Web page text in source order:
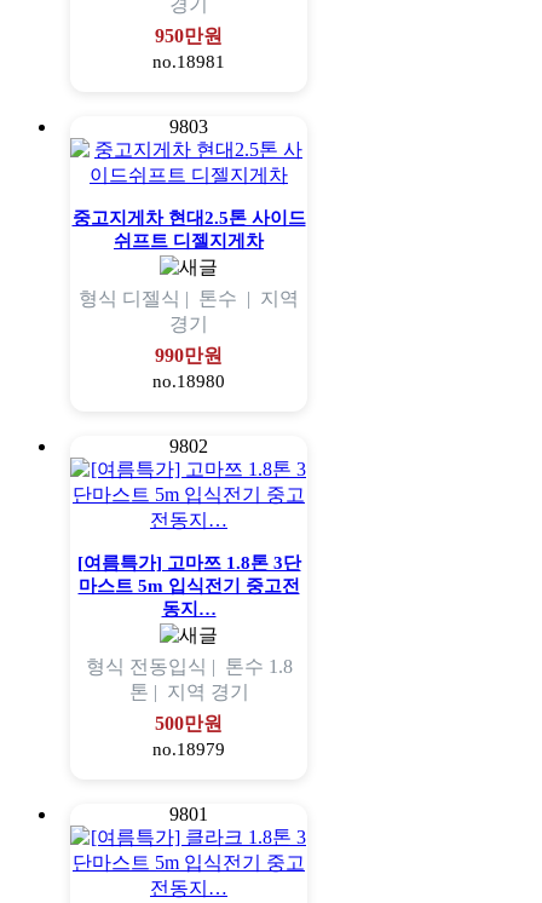
경기
950만원
no.18981
9803
중고지게차 현대2.5톤 사이드
쉬프트 디젤지게차
형식 디젤식 | 톤수 | 지역
경기
990만원
no.18980
9802
[여름특가] 고마쯔 1.8톤 3단
마스트 5m 입식전기 중고전
동지…
형식 전동입식 | 톤수 1.8
톤 | 지역 경기
500만원
no.18979
9801